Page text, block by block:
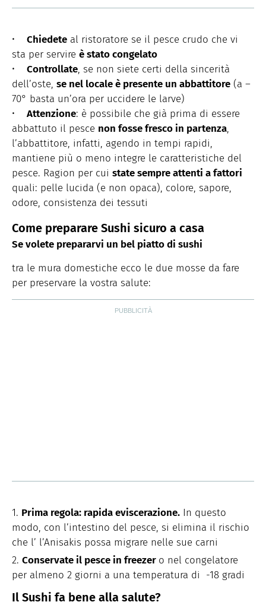
• Chiedete al ristoratore se il pesce crudo che vi
sta per servire è stato congelato
• Controllate, se non siete certi della sincerità
dell’oste, se nel locale è presente un abbattitore (a –
70° basta un’ora per uccidere le larve)
• Attenzione: è possibile che già prima di essere
abbattuto il pesce non fosse fresco in partenza,
l’abbattitore, infatti, agendo in tempi rapidi,
mantiene più o meno integre le caratteristiche del
pesce. Ragion per cui state sempre attenti a fattori
quali: pelle lucida (e non opaca), colore, sapore,
odore, consistenza dei tessuti
Come preparare Sushi sicuro a casa
Se volete prepararvi un bel piatto di sushi
tra le mura domestiche ecco le due mosse da fare
per preservare la vostra salute:
Prima regola: rapida eviscerazione. In questo
modo, con l’intestino del pesce, si elimina il rischio
che l’ l’Anisakis possa migrare nelle sue carni
Conservate il pesce in freezer o nel congelatore
per almeno 2 giorni a una temperatura di -18 gradi
Il Sushi fa bene alla salute?